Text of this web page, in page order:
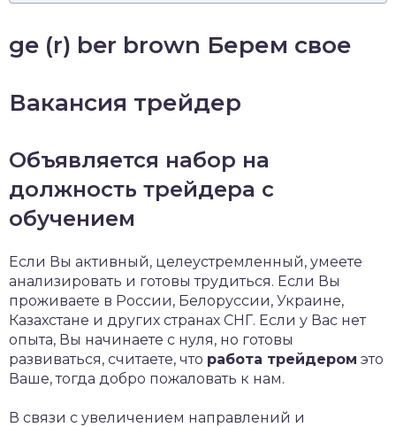
ge (r) ber brown Берем свое
Вакансия трейдер
Объявляется набор на
должность трейдера с
обучением
Если Вы активный, целеустремленный, умеете
анализировать и готовы трудиться. Если Вы
проживаете в России, Белоруссии, Украине,
Казахстане и других странах СНГ. Если у Вас нет
опыта, Вы начинаете с нуля, но готовы
развиваться, считаете, что работа трейдером это
Ваше, тогда добро пожаловать к нам.
В связи с увеличением направлений и